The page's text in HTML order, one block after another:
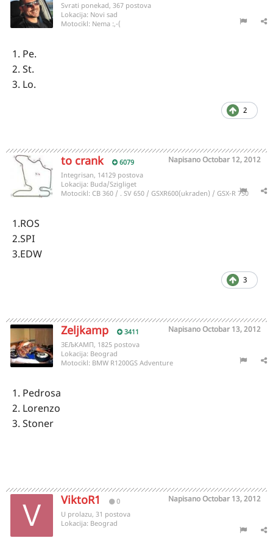
Svrati ponekad, 367 postova
Lokacija: Novi sad
Motocikl: Nema :,-(
1. Pe.
2. St.
3. Lo.
2
to crank 6079 NapisanoOctobar 12, 2012
Integrisan, 14129 postova
Lokacija: Buda/Szigliget
Motocikl: CB 360 / . SV 650 / GSXR600(ukraden) / GSX-R 750
1.ROS
2.SPI
3.EDW
3
Zeljkamp 3411 NapisanoOctobar 13, 2012
ЗЕЉКАМП, 1825 postova
Lokacija: Beograd
Motocikl: BMW R1200GS Adventure
1. Pedrosa
2. Lorenzo
3. Stoner
ViktoR1 0 NapisanoOctobar 13, 2012
U prolazu, 31 postova
Lokacija: Beograd